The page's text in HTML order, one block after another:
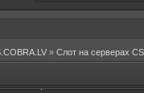
» Слот на серверах